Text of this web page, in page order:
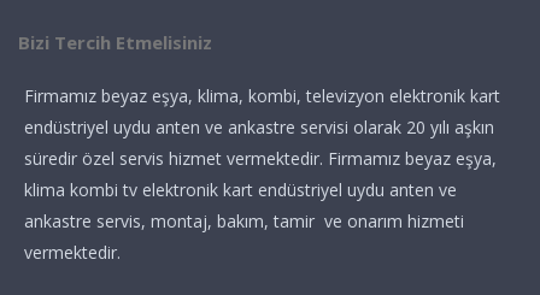
Bizi Tercih Etmelisiniz
Firmamız beyaz eşya, klima, kombi, televizyon elektronik kart
endüstriyel uydu anten ve ankastre servisi olarak 20 yılı aşkın
süredir özel servis hizmet vermektedir. Firmamız beyaz eşya,
klima kombi tv elektronik kart endüstriyel uydu anten ve
ankastre servis, montaj, bakım, tamir ve onarım hizmeti
vermektedir.